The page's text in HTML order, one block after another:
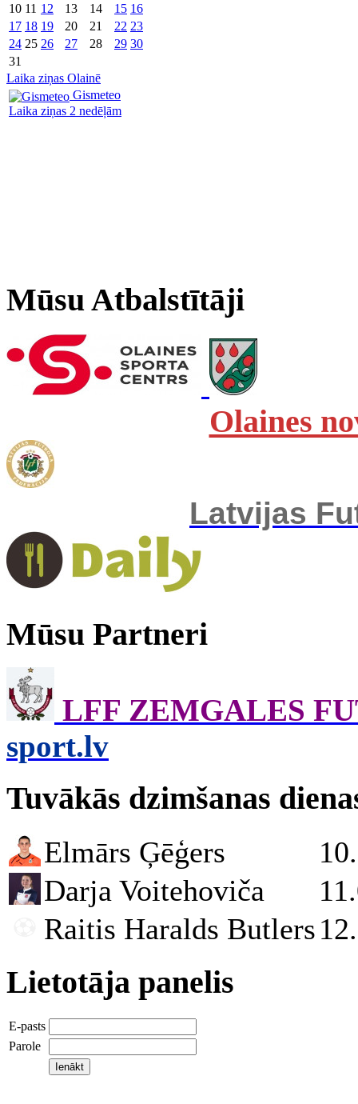
10 11 12 13 14 15 16
17 18 19 20 21 22 23
24 25 26 27 28 29 30
31
Laika ziņas Olainē
Gismeteo
Laika ziņas 2 nedēļām
Mūsu Atbalstītāji
Olaines
Latvijas
Mūsu Partneri
LFF ZEMGALES
sport.lv
Tuvākās dzimšanas
Elmārs Ģēģers
Darja Voitehoviča
Raitis Haralds Butlers
Lietotāja panelis
E-pasts
Parole